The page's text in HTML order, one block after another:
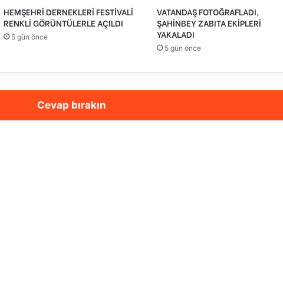
HEMŞEHRİ DERNEKLERİ FESTİVALİ
RENKLİ GÖRÜNTÜLERLE AÇILDI
5 gün önce
VATANDAŞ FOTOĞRAFLADI,
ŞAHİNBEY ZABITA EKİPLERİ
YAKALADI
5 gün önce
Cevap bırakın